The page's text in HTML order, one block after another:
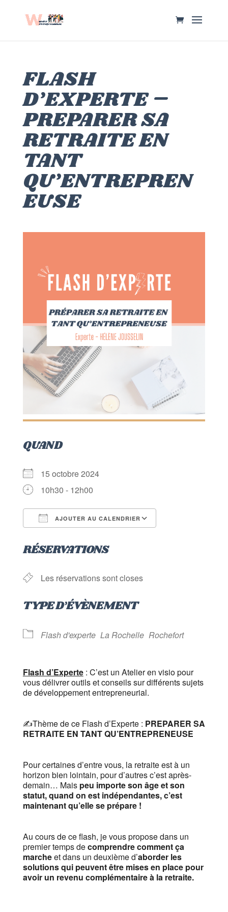
FLASH
D’EXPERTE –
PREPARER SA
RETRAITE EN
TANT
QU’ENTREPREN
EUSE
QUAND
15 octobre 2024
10h30 - 12h00
AJOUTER AU CALENDRIER
RÉSERVATIONS
Les réservations sont closes
TYPE D’ÉVÈNEMENT
Flash d'experte La Rochelle Rochefort
Flash d’Experte: C’est un Atelier en visio pour
vous délivrer outils et conseils sur différents sujets
de développement entrepreneurial.
✍️Thème de ce Flash d’Experte : PREPARER SA
RETRAITE EN TANT QU’ENTREPRENEUSE
Pour certaines d’entre vous, la retraite est à un
horizon bien lointain, pour d’autres c’est après-
demain… Mais peu importe son âge et son
statut, quand on est indépendantes, c’est
maintenant qu’elle se prépare !
Au cours de ce flash, je vous propose dans un
premier temps decomprendre comment ça
marcheet dans un deuxième d’aborder les
solutions qui peuvent être mises en place pour
avoir un revenu complémentaire à la retraite.